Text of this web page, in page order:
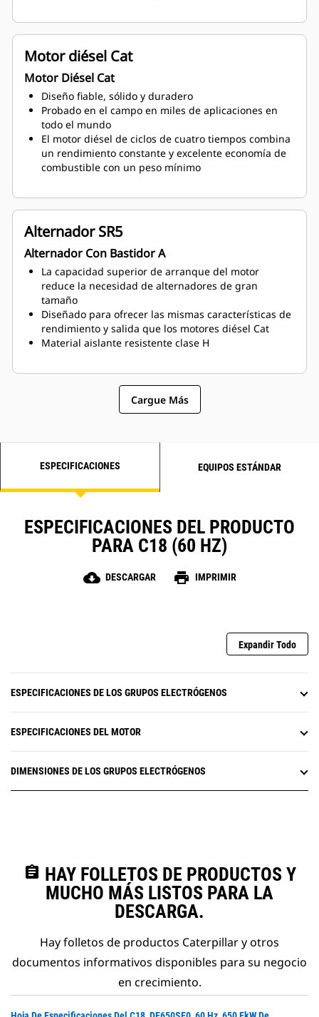
Motor diésel Cat
Motor Diésel Cat
Diseño fiable, sólido y duradero
Probado en el campo en miles de aplicaciones en
todo el mundo
El motor diésel de ciclos de cuatro tiempos combina
un rendimiento constante y excelente economía de
combustible con un peso mínimo
Alternador SR5
Alternador Con Bastidor A
La capacidad superior de arranque del motor
reduce la necesidad de alternadores de gran
tamaño
Diseñado para ofrecer las mismas características de
rendimiento y salida que los motores diésel Cat
Material aislante resistente clase H
Cargue Más
ESPECIFICACIONES EQUIPOS ESTÁNDAR
ESPECIFICACIONES DEL PRODUCTO
PARA C18 (60 HZ)
cloud_download DESCARGAR print IMPRIMIR
Expandir Todo
ESPECIFICACIONES DE LOS GRUPOS ELECTRÓGENOS
ESPECIFICACIONES DEL MOTOR
DIMENSIONES DE LOS GRUPOS ELECTRÓGENOS
assignment HAY FOLLETOS DE PRODUCTOS Y
MUCHO MÁS LISTOS PARA LA
DESCARGA.
Hay folletos de productos Caterpillar y otros
documentos informativos disponibles para su negocio
en crecimiento.